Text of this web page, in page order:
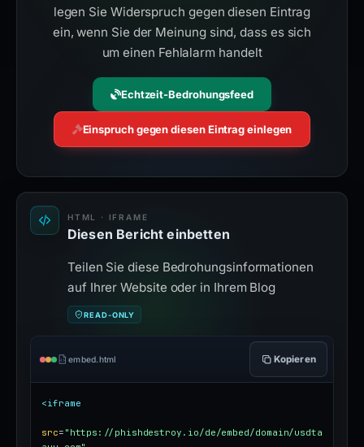
legen Sie Widerspruch gegen diesen Eintrag
ein, wenn Sie der Meinung sind, dass es sich
um einen Fehlalarm handelt
Echtzeit-Bedrohungsfeed
Einspruch gegen diesen Eintrag einlegen
HTML · IFRAME
Diesen Bericht einbetten
Teilen Sie diese Bedrohungsinformationen
auf Ihrer Website oder in Ihrem Blog
READ-ONLY
embed.html Kopieren
<iframe
src= "https://phishdestroy.io/de/embed/domain/usdta